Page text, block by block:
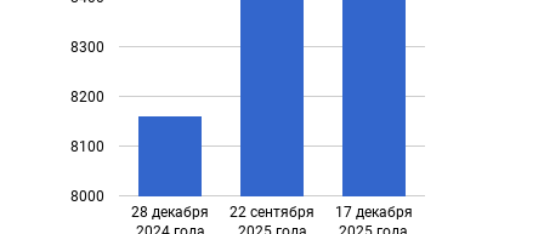
29
30
28 декабря
22 сентября
17 декабря
8000
8100
8200
8300